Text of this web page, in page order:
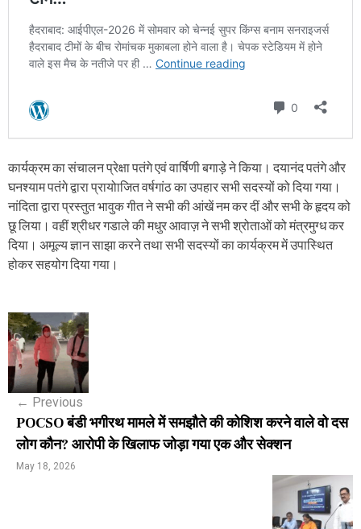
कार्यक्रम का संचालन प्रेक्षा पतंगे एवं वार्षिणी बगाड़े ने किया। दयानंद पतंगे और
घनश्याम पतंगे द्वारा प्रायोाजित वर्षगांठ का उपहार सभी सदस्यों को दिया गया।
नांदिता द्वारा प्रस्तुत भावुक गीत ने सभी की आंखें नम कर दीं और सभी के हृदय को
छू लिया। वहीं श्रीधर गडाले की मधुर आवाज़ ने सभी श्रोताओं को मंत्रमुग्ध कर
दिया। अमूल्य ज्ञान साझा करने तथा सभी सदस्यों का कार्यक्रम में उपास्थित
होकर सहयोग दिया गया।
P
o
s
n
a
← Previous
POCSO बंडी भगीरथ मामले में समझौते की कोशिश करने वाले वो दस
लोग कौन? आरोपी के खिलाफ जोड़ा गया एक और सेक्शन
May 18, 2026